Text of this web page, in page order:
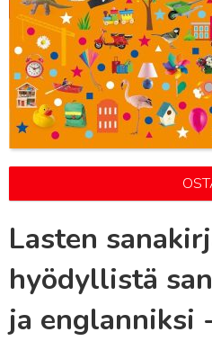
Lasten
hyödyllistä
ja englanniksi